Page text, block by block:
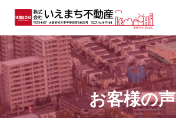
HOME
お悩み別不動産売却メニュー
お客様の声